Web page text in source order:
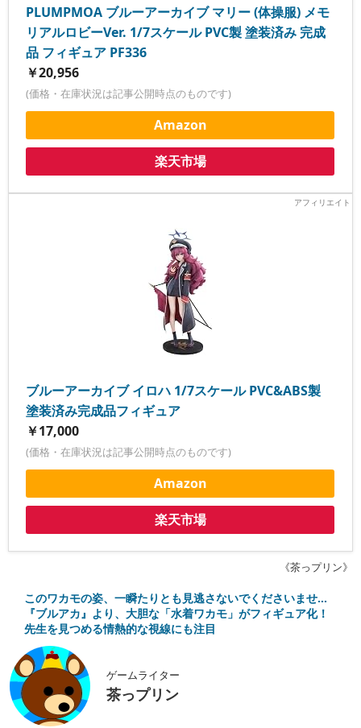
PLUMPMOA ブルーアーカイブ マリー (体操服) メモ
リアルロビーVer. 1/7スケール PVC製 塗装済み 完成
品 フィギュア PF336
￥20,956
(価格・在庫状況は記事公開時点のものです)
Amazon
楽天市場
ブルーアーカイブ イロハ 1/7スケール PVC&ABS製
塗装済み完成品フィギュア
￥17,000
(価格・在庫状況は記事公開時点のものです)
Amazon
楽天市場
《茶っプリン》
このワカモの姿、一瞬たりとも見逃さないでくださいませ…
『ブルアカ』より、大胆な「水着ワカモ」がフィギュア化！
先生を見つめる情熱的な視線にも注目
ゲームライター
茶っプリン